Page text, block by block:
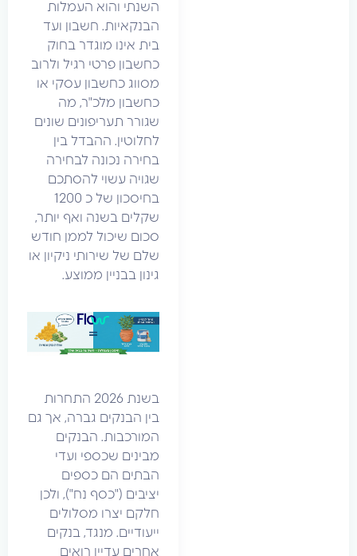
השנתי והוא העמלות
הבנקאיות. חשבון ועד
בית אינו מוגדר בחוק
כחשבון פרטי רגיל ולרוב
מסווג כחשבון עסקי או
כחשבון מלכ"ר, מה
שגורר תעריפונים שונים
לחלוטין. ההבדל בין
בחירה נכונה לבחירה
שגויה עשוי להסתכם
בחיסכון של כ 1200
שקלים בשנה ואף יותר,
סכום שיכול לממן חודש
שלם של שירותי ניקיון או
גינון בבניין ממוצע.
בשנת 2026 התחרות
בין הבנקים גברה, אך גם
המורכבות. הבנקים
מבינים שכספי ועדי
הבתים הם כספים
יציבים ("כסף נח"), ולכן
חלקם יצרו מסלולים
ייעודיים. מנגד, בנקים
אחרים עדיין רואים